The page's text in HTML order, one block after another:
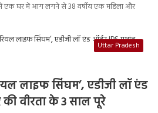
एक घर में आग लगने से 38 वर्षीय एक महिला और
Uttar Pradesh
लाइफ सिंघम’, एडीजी लॉ एंड
की वीरता के 3 साल पूरे